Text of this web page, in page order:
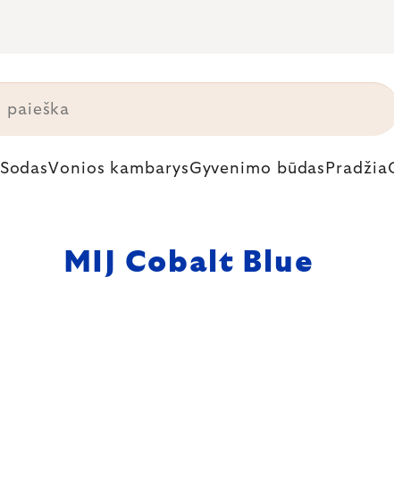
SodasVonios kambarysGyvenimo būdas Pradžia
MIJ Cobalt Blue